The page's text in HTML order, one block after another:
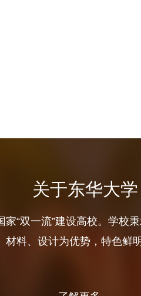
关于东华大学
“双一流”建设高校。学校
材料、设计为优势，特色鲜